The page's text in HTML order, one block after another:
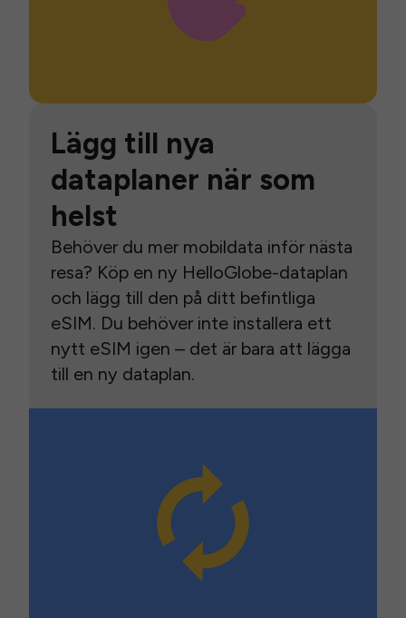
Lägg till nya
dataplaner när som
helst
Behöver du mer mobildata inför nästa
resa? Köp en ny HelloGlobe-dataplan
och lägg till den på ditt befintliga
eSIM. Du behöver inte installera ett
nytt eSIM igen – det är bara att lägga
till en ny dataplan.